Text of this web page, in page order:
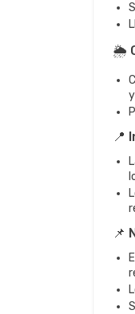
🌦️
📍
📌